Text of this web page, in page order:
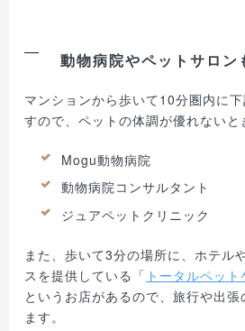
動物病院やペットサロン
マンションから歩いて10分圏内に
すので、ペットの体調が優れないと
Mogu動物病院
動物病院コンサルタント
ジュアペットクリニック
また、歩いて3分の場所に、ホテル
スを提供している「 トータルペッ
というお店があるので、旅行や出張
ます。